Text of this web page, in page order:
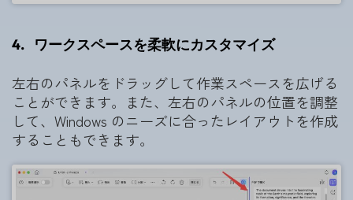
4. ワークスペースを柔軟にカスタマイズ
左右のパネルをドラッグして作業スペースを広げる
ことができます。また、左右のパネルの位置を調整
して、Windows のニーズに合ったレイアウトを作成
することもできます。